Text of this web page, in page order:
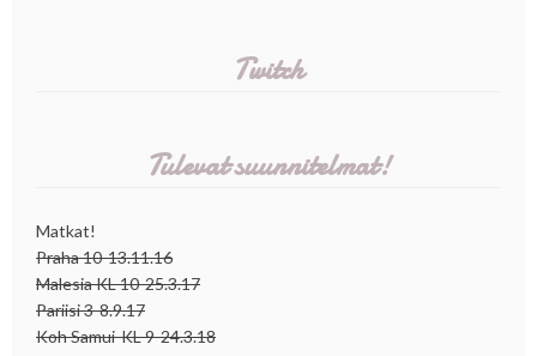
Twitch
Tulevat suunnitelmat!
Matkat!
Praha 10-13.11.16
Malesia KL 10-25.3.17
Pariisi 3-8.9.17
Koh Samui-KL 9-24.3.18